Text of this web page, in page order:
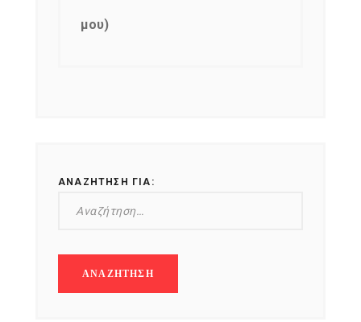
μου)
ΑΝΑΖΉΤΗΣΗ ΓΙΑ: